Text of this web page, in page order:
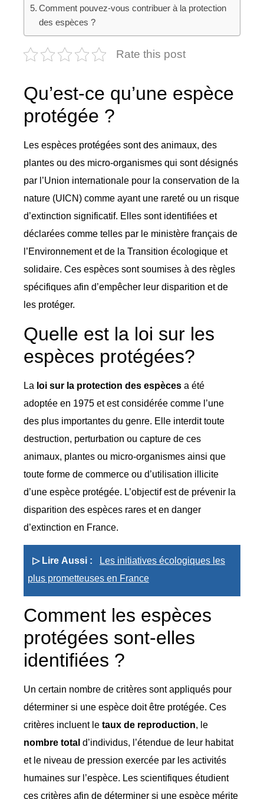
Comment pouvez-vous contribuer à la protection
des espèces ?
Rate this post
Qu’est-ce qu’une espèce
protégée ?
Les espèces protégées sont des animaux, des
plantes ou des micro-organismes qui sont désignés
par l’Union internationale pour la conservation de la
nature (UICN) comme ayant une rareté ou un risque
d’extinction significatif. Elles sont identifiées et
déclarées comme telles par le ministère français de
l’Environnement et de la Transition écologique et
solidaire. Ces espèces sont soumises à des règles
spécifiques afin d’empêcher leur disparition et de
les protéger.
Quelle est la loi sur les
espèces protégées?
La loi sur la protection des espèces a été
adoptée en 1975 et est considérée comme l’une
des plus importantes du genre. Elle interdit toute
destruction, perturbation ou capture de ces
animaux, plantes ou micro-organismes ainsi que
toute forme de commerce ou d’utilisation illicite
d’une espèce protégée. L’objectif est de prévenir la
disparition des espèces rares et en danger
d’extinction en France.
▷ Lire Aussi :
Les initiatives écologiques les
plus prometteuses en France
Comment les espèces
protégées sont-elles
identifiées ?
Un certain nombre de critères sont appliqués pour
déterminer si une espèce doit être protégée. Ces
critères incluent le taux de reproduction, le
nombre total d’individus, l’étendue de leur habitat
et le niveau de pression exercée par les activités
humaines sur l’espèce. Les scientifiques étudient
ces critères afin de déterminer si une espèce mérite